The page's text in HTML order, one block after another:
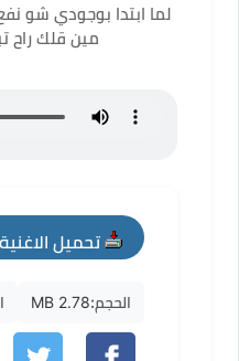
لما ابتدا بوجودي شو
مين قلك راح
تحميل الاغنية
mp3
الحجم:2.78 MB